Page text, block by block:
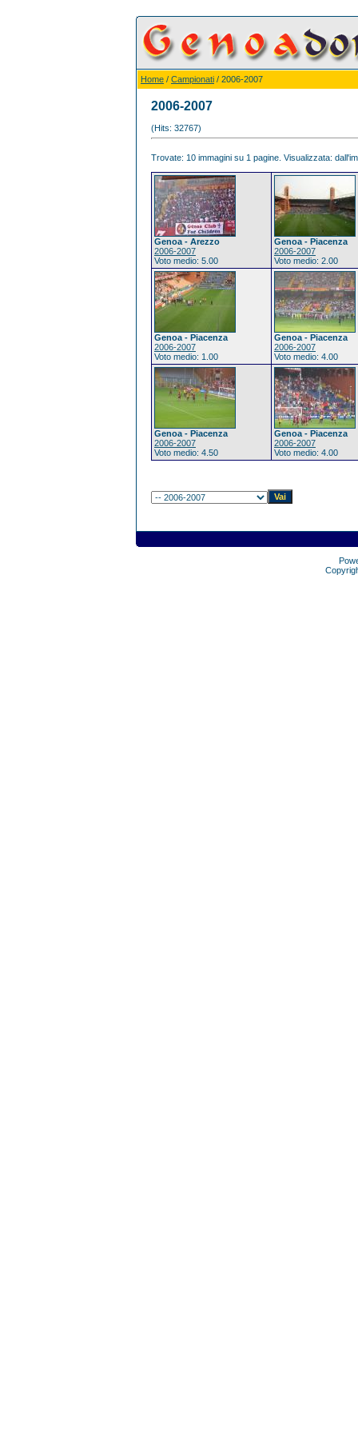
Home / Campionati / 2006-2007
2006-2007
(Hits: 32767)
Trovate: 10 immagini su 1 pagine. Visualizzata:
Genoa - Arezzo
2006-2007
Voto medio: 5.00
Genoa - Piacenza
2006-2007
Voto medio: 2.00
Genoa - Piacenza
2006-2007
Voto medio: 1.00
Genoa - Piacenza
2006-2007
Voto medio: 4.00
Genoa - Piacenza
2006-2007
Voto medio: 4.50
Genoa - Piacenza
2006-2007
Voto medio: 4.00